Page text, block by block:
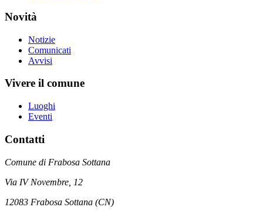
Novità
Notizie
Comunicati
Avvisi
Vivere il comune
Luoghi
Eventi
Contatti
Comune di Frabosa Sottana
Via IV Novembre, 12
12083 Frabosa Sottana (CN)